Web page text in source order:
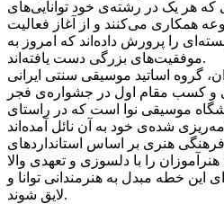
که هر یک در رشته‌ی خود توانایی‌های
همکاری می‌کنند و از آغاز فعالیت
را پرورش داده‌اند که امروز به
موفقیت‌های بزرگی دست یافته‌اند.
گروه اساتید موسیقی سنتی ایرانی
و کسب مقام اول در جشواره‌ی فجر
موسیقی نوا است که در راستای
هنری بر اساس استانداردهای
را با دلسوزی و تعهدی والا
این خطه مبدل به هنرمندانی توانا و
لایق شوند.